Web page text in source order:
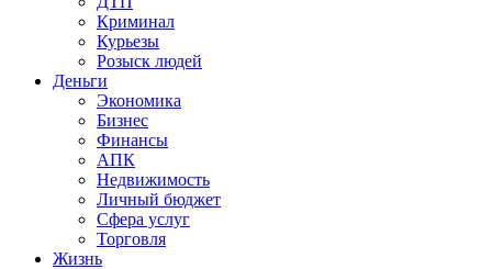
Криминал
Курьезы
Розыск людей
Деньги
Экономика
Бизнес
Финансы
АПК
Недвижимость
Личный бюджет
Сфера услуг
Торговля
Жизнь